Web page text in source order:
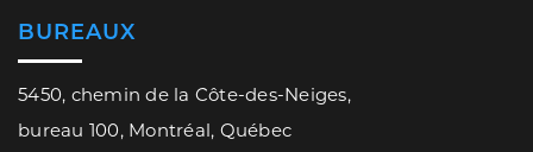
BUREAUX
5450, chemin de la Côte-des-Neiges,
bureau 100, Montréal, Québec